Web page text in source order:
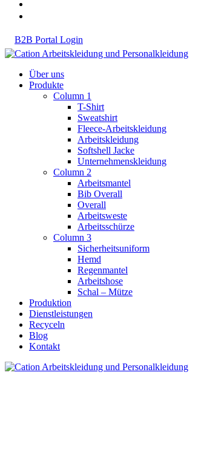
B2B Portal Login
Über uns
Produkte
Column 1
T-Shirt
Sweatshirt
Fleece-Arbeitskleidung
Arbeitskleidung
Softshell Jacke
Unternehmenskleidung
Column 2
Arbeitsmantel
Bib Overall
Overall
Arbeitsweste
Arbeitsschürze
Column 3
Sicherheitsuniform
Hemd
Regenmantel
Arbeitshose
Schal – Mütze
Produktion
Dienstleistungen
Recyceln
Blog
Kontakt